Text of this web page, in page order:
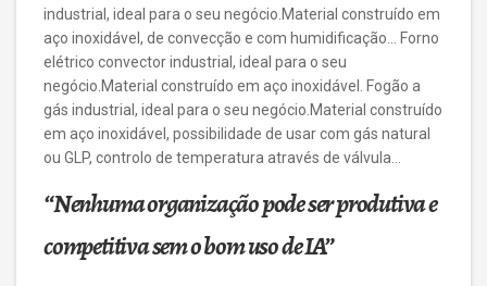
industrial, ideal para o seu negócio.Material construído em
aço inoxidável, de convecção e com humidificação… Forno
elétrico convector industrial, ideal para o seu
negócio.Material construído em aço inoxidável. Fogão a
gás industrial, ideal para o seu negócio.Material construído
em aço inoxidável, possibilidade de usar com gás natural
ou GLP, controlo de temperatura através de válvula…
“Nenhuma organização pode ser produtiva e
competitiva sem o bom uso de IA”